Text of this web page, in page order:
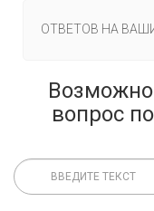
ОТВЕТОВ НА
вопрос